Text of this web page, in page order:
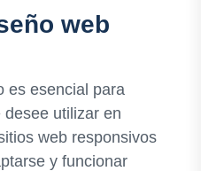
web
es esencial para
utilizar en
web responsivos
y funcionar